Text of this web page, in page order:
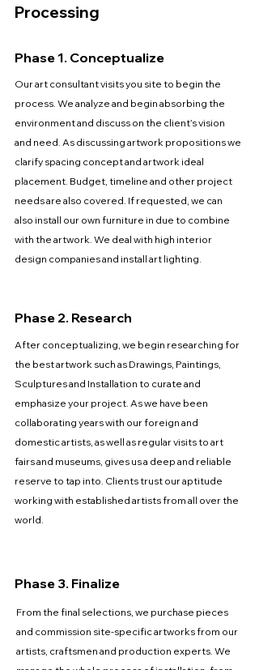
Processing
Phase 1. Conceptualize
Our art consultant visits you site to begin the
process. We analyze and begin absorbing the
environment and discuss on the client’s vision
and need. As discussing artwork propositions we
clarify spacing concept and artwork ideal
placement. Budget, timeline and other project
needs are also covered. If requested, we can
also install our own furniture in due to combine
with the artwork. We deal with high interior
design companies and install art lighting.
Phase 2. Research
After conceptualizing, we begin researching for
the best artwork such as Drawings, Paintings,
Sculptures and Installation to curate and
emphasize your project. As we have been
collaborating years with our foreign and
domestic artists, as well as regular visits to art
fairs and museums, gives us a deep and reliable
reserve to tap into. Clients trust our aptitude
working with established artists from all over the
world.
Phase 3. Finalize
From the final selections, we purchase pieces
and commission site-specific artworks from our
artists, craftsmen and production experts. We